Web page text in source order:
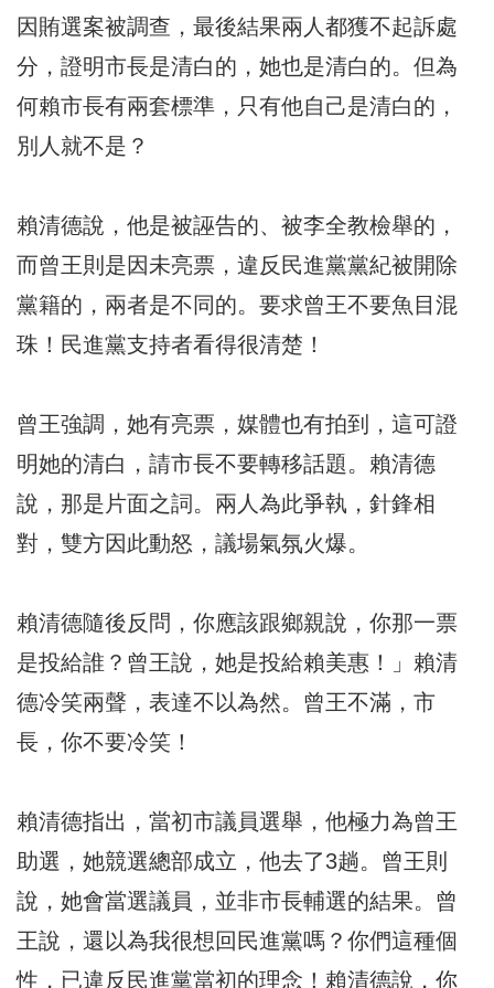
因賄選案被調查，最後結果兩人都獲不起訴處
分，證明市長是清白的，她也是清白的。但為
何賴市長有兩套標準，只有他自己是清白的，
別人就不是？
賴清德說，他是被誣告的、被李全教檢舉的，
而曾王則是因未亮票，違反民進黨黨紀被開除
黨籍的，兩者是不同的。要求曾王不要魚目混
珠！民進黨支持者看得很清楚！
曾王強調，她有亮票，媒體也有拍到，這可證
明她的清白，請市長不要轉移話題。賴清德
說，那是片面之詞。兩人為此爭執，針鋒相
對，雙方因此動怒，議場氣氛火爆。
賴清德隨後反問，你應該跟鄉親說，你那一票
是投給誰？曾王說，她是投給賴美惠！」賴清
德冷笑兩聲，表達不以為然。曾王不滿，市
長，你不要冷笑！
賴清德指出，當初市議員選舉，他極力為曾王
助選，她競選總部成立，他去了3趟。曾王則
說，她會當選議員，並非市長輔選的結果。曾
王說，還以為我很想回民進黨嗎？你們這種個
性，已違反民進黨當初的理念！賴清德說，你